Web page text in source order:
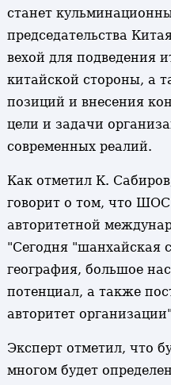
станет
председательства
вехой для подведения
китайской стороны, а
позиций и внесения
цели и задачи
современных реалий.
Как отметил К.
говорит о том, что ШОС
авторитетной
"Сегодня "шанхайская
география, большое
потенциал, а также
авторитет
Эксперт отметил, что
многом будет